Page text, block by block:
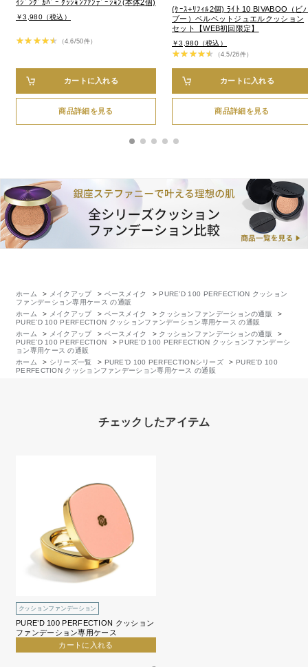
ｲｼﾞﾝｸﾞｶﾊﾞｰ ｸｯｼｮﾝﾌｧﾝﾃﾞｰｼｮﾝ(本体2個)
￥3,980（税込）
（4.6/50件）
カートに入れる
商品詳細を見る
(ｹｰｽ+ﾘﾌｨﾙ2個) ﾗｲﾄ 10 BIVABOO（ビ
ブー）ベルベットジュエルクッション
セット【WEB初回限定】
￥3,980（税込）
（4.5/26件）
カートに入れる
商品詳細を見る
ホーム > メイクアップ > ベースメイク >PURE’D 100 PERFECTION クッション
ファンデーション専用ケース の通販
ホーム
> メイクアップ > ベースメイク > クッションファンデーションの通販
>
PURE’D 100 PERFECTION クッションファンデーション専用ケース の通販
ホーム
> メイクアップ > ベースメイク > クッションファンデーションの通販
>
PURE’D 100 PERFECTION
>PURE’D 100 PERFECTION クッションファンデーシ
ョン専用ケース の通販
ホーム
> シリーズ一覧 > PURE’D 100 PERFECTIONシリーズ > PURE’D 100
PERFECTION クッションファンデーション専用ケース の通販
チェックしたアイテム
クッションファンデーション
PURE’D 100 PERFECTION クッション
ファンデーション専用ケース
カートに入れる